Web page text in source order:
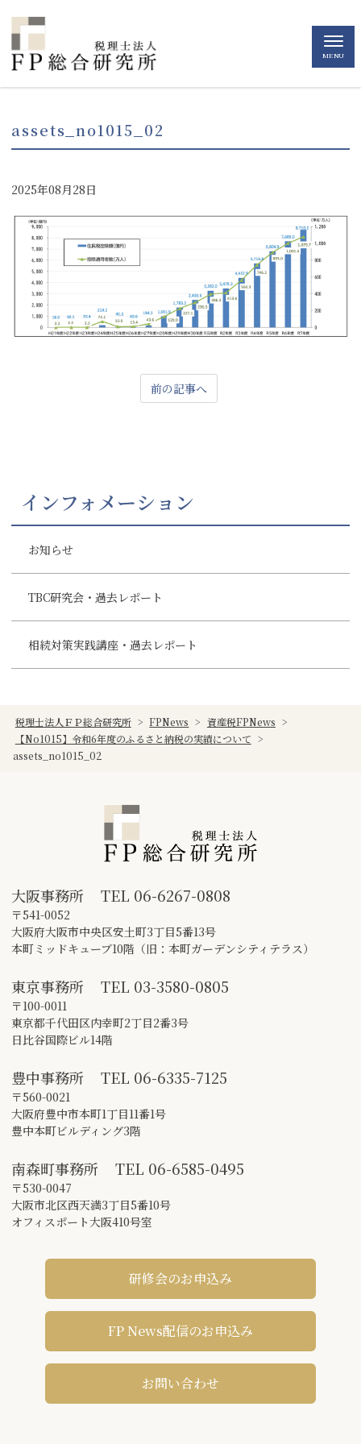
MENU
assets_no1015_02
2025年08月28日
前の記事へ
インフォメーション
お知らせ
TBC研究会・過去レポート
相続対策実践講座・過去レポート
税理士法人ＦＰ総合研究所 > FPNews > 資産税FPNews >
【No1015】令和6年度のふるさと納税の実績について >
assets_no1015_02
大阪事務所 TEL 06-6267-0808
〒541-0052
大阪府大阪市中央区安土町3丁目5番13号
本町ミッドキューブ10階（旧：本町ガーデンシティテラス）
東京事務所 TEL 03-3580-0805
〒100-0011
東京都千代田区内幸町2丁目2番3号
日比谷国際ビル14階
豊中事務所 TEL 06-6335-7125
〒560-0021
大阪府豊中市本町1丁目11番1号
豊中本町ビルディング3階
南森町事務所 TEL 06-6585-0495
〒530-0047
大阪市北区西天満3丁目5番10号
オフィスポート大阪410号室
研修会のお申込み
FP News配信のお申込み
お問い合わせ